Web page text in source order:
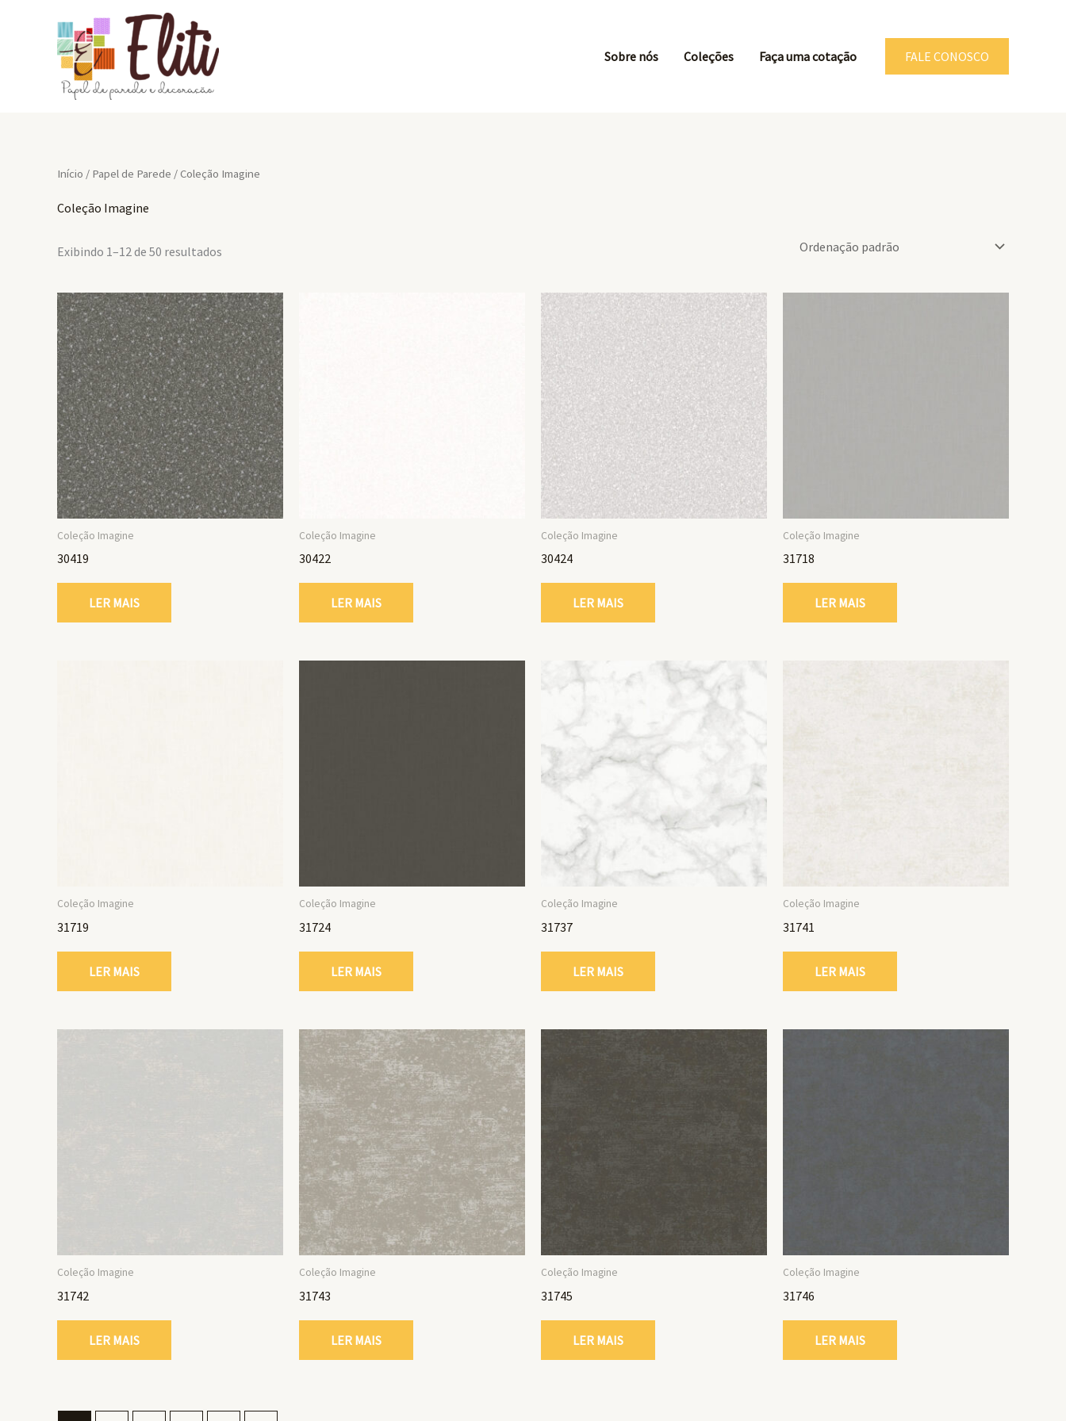
Sobre nós Coleções Faça uma cotação FALE CONOSCO
Início / Papel de Parede / Coleção Imagine
Coleção Imagine
Exibindo 1–12 de 50 resultados
Coleção Imagine
30419
LER MAIS
Coleção Imagine
30422
LER MAIS
Coleção Imagine
30424
LER MAIS
Coleção Imagine
31718
LER MAIS
Coleção Imagine
31719
LER MAIS
Coleção Imagine
31724
LER MAIS
Coleção Imagine
31737
LER MAIS
Coleção Imagine
31741
LER MAIS
Coleção Imagine
31742
LER MAIS
Coleção Imagine
31743
LER MAIS
Coleção Imagine
31745
LER MAIS
Coleção Imagine
31746
LER MAIS